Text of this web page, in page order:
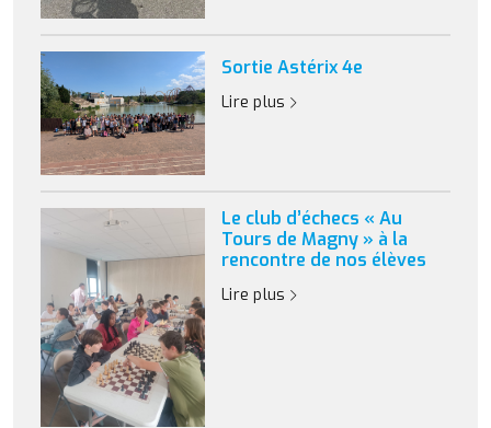
Sortie Astérix 4e
Lire plus
Le club d’échecs « Au
Tours de Magny » à la
rencontre de nos élèves
Lire plus